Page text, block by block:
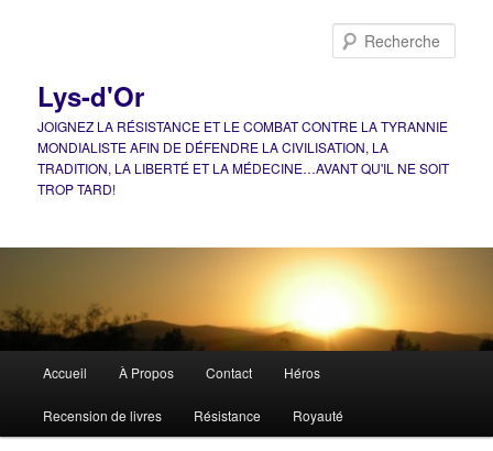
Lys-d'Or
JOIGNEZ LA RÉSISTANCE ET LE COMBAT CONTRE LA TYRANNIE
MONDIALISTE AFIN DE DÉFENDRE LA CIVILISATION, LA
TRADITION, LA LIBERTÉ ET LA MÉDECINE…AVANT QU'IL NE SOIT
TROP TARD!
principal
Accueil À Propos Contact Héros
Recension de livres Résistance Royauté